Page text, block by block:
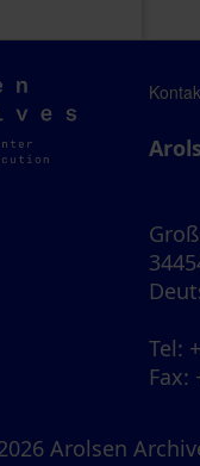
Tel:
Fax:
Arolsen